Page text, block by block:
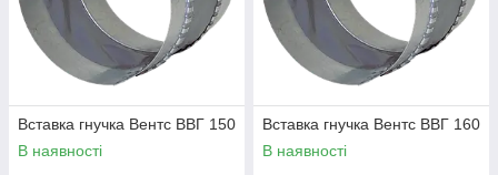
Вставка гнучка Вентс ВВГ 150
В наявності
Вставка гнучка Вентс ВВГ 160
В наявності